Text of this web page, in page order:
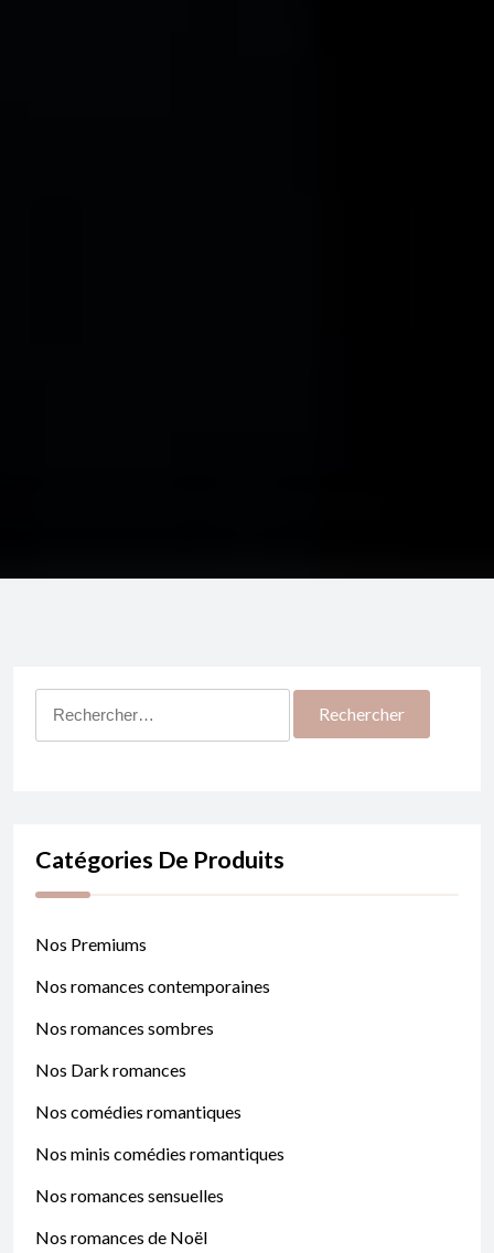
Catégories De Produits
Nos Premiums
Nos romances contemporaines
Nos romances sombres
Nos Dark romances
Nos comédies romantiques
Nos minis comédies romantiques
Nos romances sensuelles
Nos romances de Noël